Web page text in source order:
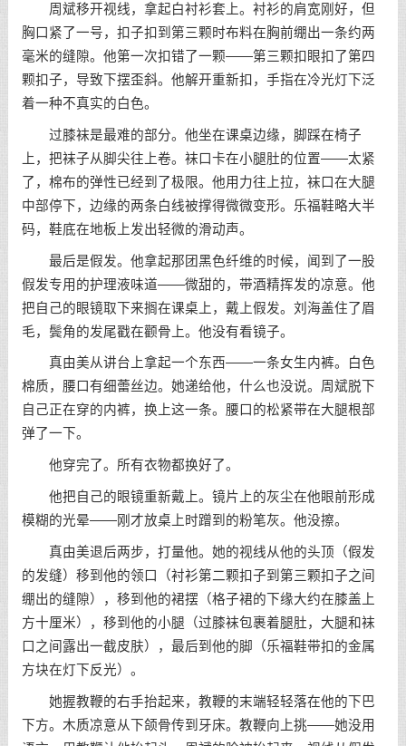
周斌移开视线，拿起白衬衫套上。衬衫的肩宽刚好，但
胸口紧了一号，扣子扣到第三颗时布料在胸前绷出一条约两
毫米的缝隙。他第一次扣错了一颗——第三颗扣眼扣了第四
颗扣子，导致下摆歪斜。他解开重新扣，手指在冷光灯下泛
着一种不真实的白色。
过膝袜是最难的部分。他坐在课桌边缘，脚踩在椅子
上，把袜子从脚尖往上卷。袜口卡在小腿肚的位置——太紧
了，棉布的弹性已经到了极限。他用力往上拉，袜口在大腿
中部停下，边缘的两条白线被撑得微微变形。乐福鞋略大半
码，鞋底在地板上发出轻微的滑动声。
最后是假发。他拿起那团黑色纤维的时候，闻到了一股
假发专用的护理液味道——微甜的，带酒精挥发的凉意。他
把自己的眼镜取下来搁在课桌上，戴上假发。刘海盖住了眉
毛，鬓角的发尾戳在颧骨上。他没有看镜子。
真由美从讲台上拿起一个东西——一条女生内裤。白色
棉质，腰口有细蕾丝边。她递给他，什么也没说。周斌脱下
自己正在穿的内裤，换上这一条。腰口的松紧带在大腿根部
弹了一下。
他穿完了。所有衣物都换好了。
他把自己的眼镜重新戴上。镜片上的灰尘在他眼前形成
模糊的光晕——刚才放桌上时蹭到的粉笔灰。他没擦。
真由美退后两步，打量他。她的视线从他的头顶（假发
的发缝）移到他的领口（衬衫第二颗扣子到第三颗扣子之间
绷出的缝隙），移到他的裙摆（格子裙的下缘大约在膝盖上
方十厘米），移到他的小腿（过膝袜包裹着腿肚，大腿和袜
口之间露出一截皮肤），最后到他的脚（乐福鞋带扣的金属
方块在灯下反光）。
她握教鞭的右手抬起来，教鞭的末端轻轻落在他的下巴
下方。木质凉意从下颌骨传到牙床。教鞭向上挑——她没用